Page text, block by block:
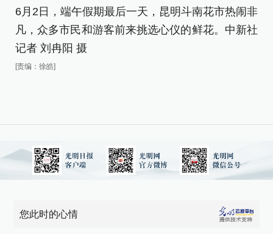
6月2日，端午假期最后一天，昆明斗南花市热闹非
凡，众多市民和游客前来挑选心仪的鲜花。中新社
记者 刘冉阳 摄
[责编：徐皓]
您此时的心情